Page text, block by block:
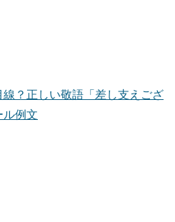
線？正しい敬語「差し支えござ
ル例文